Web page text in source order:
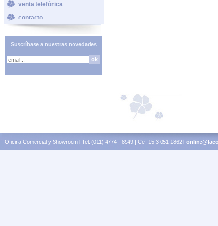
venta telefónica
contacto
Suscríbase a nuestras novedades
Oficina Comercial y Showroom l Tel. (011) 4774 - 8949 | Cel. 15 3 051 1862 l